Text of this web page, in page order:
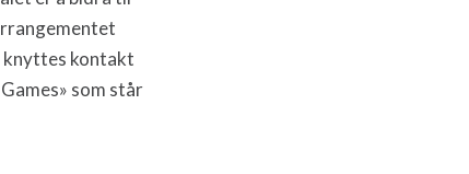
knyttes kontakt
som står